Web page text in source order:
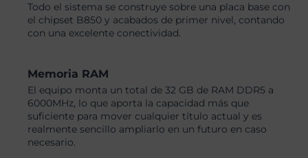
Todo el sistema se construye sobre una placa base con
el chipset B850 y acabados de primer nivel, contando
con una excelente conectividad.
Memoria RAM
El equipo monta un total de 32 GB de RAM DDR5 a
6000MHz, lo que aporta la capacidad más que
suficiente para mover cualquier título actual y es
realmente sencillo ampliarlo en un futuro en caso
necesario.